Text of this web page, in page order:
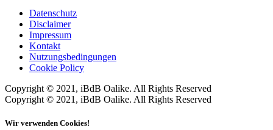
Datenschutz
Disclaimer
Impressum
Kontakt
Nutzungsbedingungen
Cookie Policy
Copyright © 2021, iBdB Oalike. All Rights Reserved
Copyright © 2021, iBdB Oalike. All Rights Reserved
Wir verwenden Cookies!